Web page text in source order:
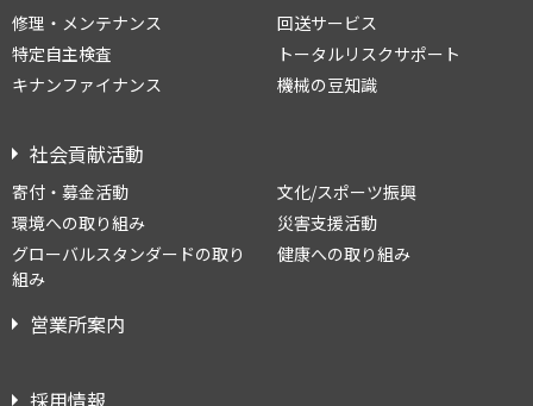
修理・メンテナンス
回送サービス
特定自主検査
トータルリスクサポート
キナンファイナンス
機械の豆知識
社会貢献活動
寄付・募金活動
文化/スポーツ振興
環境への取り組み
災害支援活動
グローバルスタンダードの取り
組み
健康への取り組み
営業所案内
採用情報